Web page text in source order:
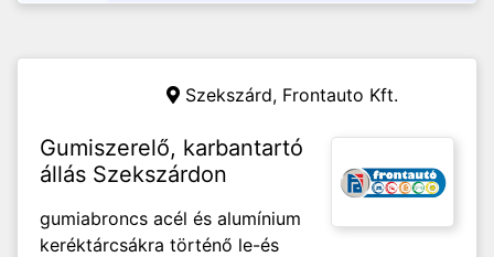
Szekszárd, Frontauto Kft.
Gumiszerelő, karbantartó
állás Szekszárdon
gumiabroncs acél és alumínium
keréktárcsákra történő le-és